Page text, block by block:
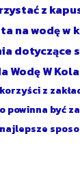
z
na wodę
dotyczące
Wodę W
z
powinna być